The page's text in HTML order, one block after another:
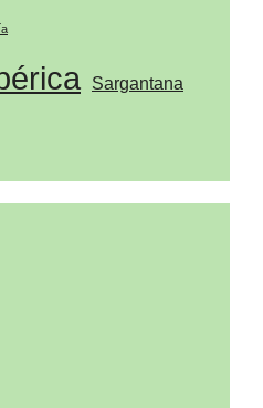
Sargantana